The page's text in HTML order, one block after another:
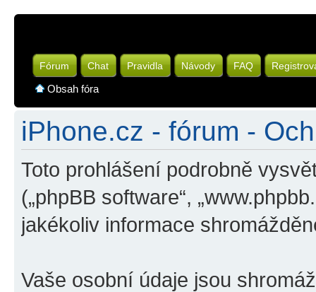
Fórum Chat Pravidla Návody FAQ
Obsah fóra
iPhone.cz - fórum -
Toto prohlášení podrobně
(„phpBB software“,
jakékoliv informace
Vaše osobní údaje jsou